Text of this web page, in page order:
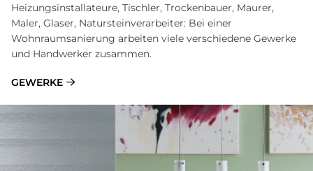
Heizungsinstallateure, Tischler, Trockenbauer, Maurer,
Maler, Glaser, Natursteinverarbeiter: Bei einer
Wohnraumsanierung arbeiten viele verschiedene Gewerke
und Handwerker zusammen.
GEWERKE